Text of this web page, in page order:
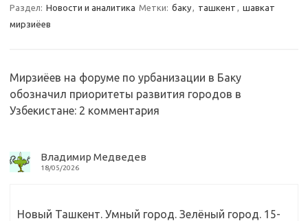
a
m
kl
ik
i
o а
т
ь
Раздел: Новости и аналитика Метки: баку, ташкент , шавкат
мирзиёев
Мирзиёев на форуме по урбанизации в Баку
обозначил приоритеты развития городов в
Узбекистане: 2 комментария
Владимир Медведев
18/05/2026
Новый Ташкент. Умный город. Зелёный город. 15-